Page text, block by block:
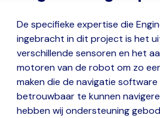
De specifieke expertise die
ingebracht in dit project is het
verschillende sensoren en het
motoren van de robot om zo
maken die de navigatie
betrouwbaar te kunnen
hebben wij ondersteuning